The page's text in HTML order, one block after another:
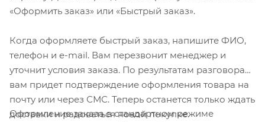
«Оформить заказ» или «Быстрый заказ».
Когда оформляете быстрый заказ, напишите ФИО,
телефон и e-mail. Вам перезвонит менеджер и
уточнит условия заказа. По результатам разговора
вам придет подтверждение оформления товара на
почту или через СМС. Теперь останется только ждать
доставки и радоваться новой покупке.
Оформление заказа в стандартном режиме